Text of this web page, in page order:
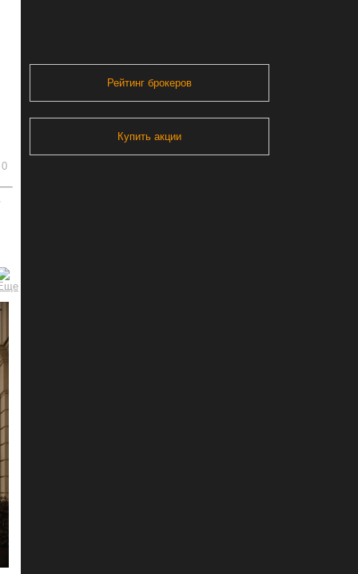
0
Рейтинг брокеров
Купить акции